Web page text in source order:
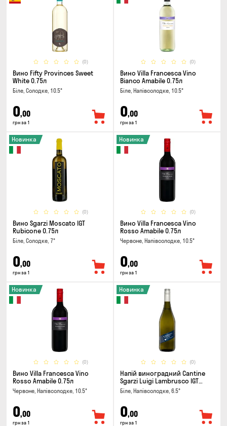
(0)
Вино Fifty Provinces Sweet
White 0.75л
Біле, Солодке, 10.5°
0,00
грн за 1
(0)
Вино Villa Francesca Vino
Bianco Amabile 0.75л
Біле, Напівсолодке, 10.5°
0,00
грн за 1
(0)
Новинка
Вино Sgarzi Moscato IGT
Rubicone 0.75л
Біле, Солодке, 7°
0,00
грн за 1
(0)
Новинка
Вино Villa Francesca Vino
Rosso Amabile 0.75л
Червоне, Напівсолодке, 10.5°
0,00
грн за 1
(0)
Новинка
Вино Villa Francesca Vino
Rosso Amabile 0.75л
Червоне, Напівсолодке, 10.5°
0,00
грн за 1
(0)
Новинка
Напій виноградний Cantine
Sgarzi Luigi Lambrusco IGT
Emilia Bianca Frizziante 0.75л
Біле, Напівсолодке, 6.5°
0,00
грн за 1